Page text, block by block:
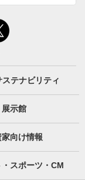
ステナビリティ
展示館
向け情報
スポーツ・CM